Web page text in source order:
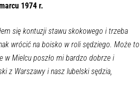
1974 r.
się kontuzji stawu skokowego i trzeba
wrócić na boisko w roli sędziego. Może to
w Mielcu poszło mi bardzo dobrze i
z Warszawy i nasz lubelski sędzia,